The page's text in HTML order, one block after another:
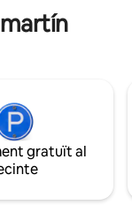
gratuït al